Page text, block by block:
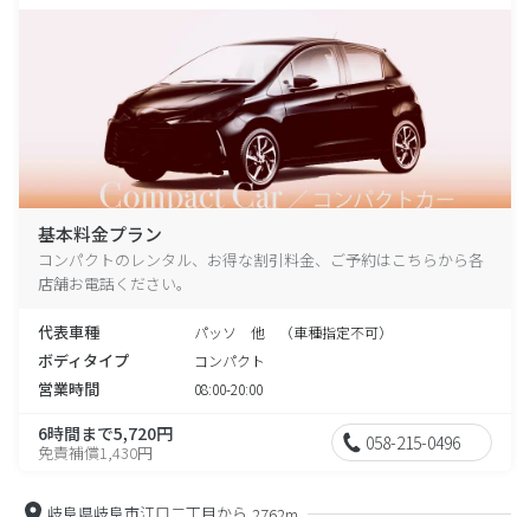
基本料金プラン
コンパクトのレンタル、お得な割引料金、ご予約はこちらから各
店舗お電話ください。
代表車種 パッソ 他 （車種指定不可）
ボディタイプ コンパクト
営業時間 08:00-20:00
6時間まで5,720円
免責補償1,430円 058-215-0496